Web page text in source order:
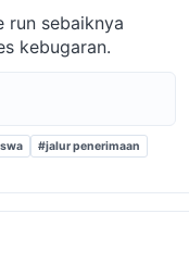
run sebaiknya
kebugaran.
#jalur penerimaan